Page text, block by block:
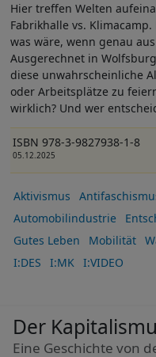
Hier treffen Welten
Fabrikhalle vs.
was wäre, wenn genau
Ausgerechnet in
diese unwahrscheinliche
oder Arbeitsplätze zu
wirklich? Und wer
ISBN 978-3-9827938-1-8
05.12.2025
Aktivismus
Automobilindustrie
Gutes Leben
Mobilität
I:DES
I:MK I:VIDEO
Der
Eine Geschichte von